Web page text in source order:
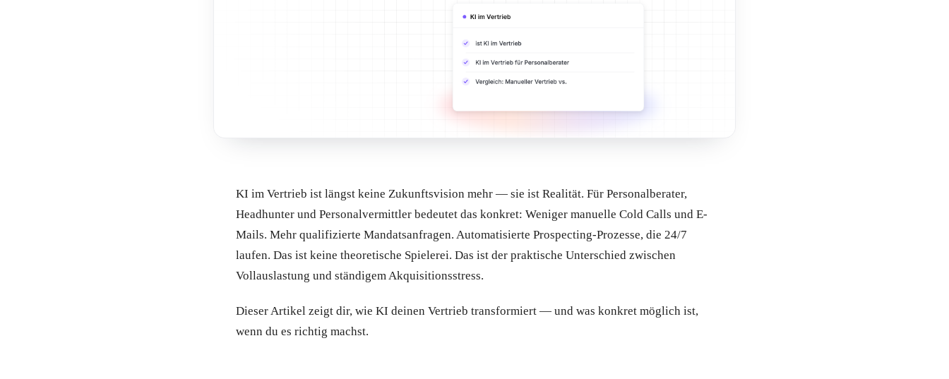
KI im Vertrieb ist längst keine Zukunftsvision mehr — sie ist Realität. Für Personalberater,
Headhunter und Personalvermittler bedeutet das konkret: Weniger manuelle Cold Calls und E-
Mails. Mehr qualifizierte Mandatsanfragen. Automatisierte Prospecting-Prozesse, die 24/7
laufen. Das ist keine theoretische Spielerei. Das ist der praktische Unterschied zwischen
Vollauslastung und ständigem Akquisitionsstress.
Dieser Artikel zeigt dir, wie KI deinen Vertrieb transformiert — und was konkret möglich ist,
wenn du es richtig machst.